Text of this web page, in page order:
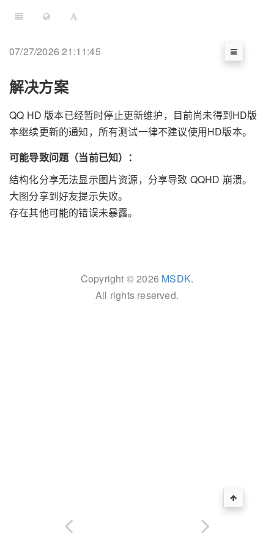
07/27/2026 21:11:45
解决方案
QQ HD 版本已经暂时停止更新维护，目前尚未得到HD版
本继续更新的通知，所有测试一律不建议使用HD版本。
可能导致问题（当前已知）：
结构化分享无法显示图片资源，分享导致 QQHD 崩溃。
大图分享到好友提示失败。
存在其他可能的错误未暴露。
Copyright © 2026 MSDK.
All rights reserved.